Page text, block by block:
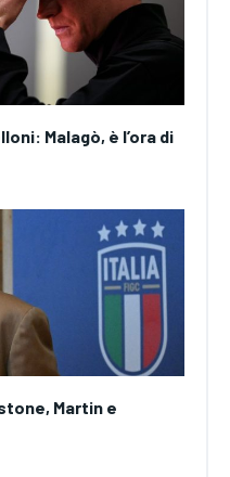
Malagò, è l’ora di
Martin e